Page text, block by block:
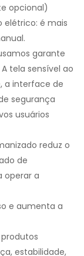
opcional)
elétrico: é mais
garante
tela sensível ao
a interface de
segurança
usuários
reduz o
de
operar a
e aumenta a
estabilidade,